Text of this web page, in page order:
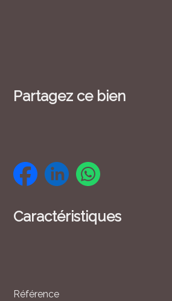
Partagez ce bien
Caractéristiques
Référence